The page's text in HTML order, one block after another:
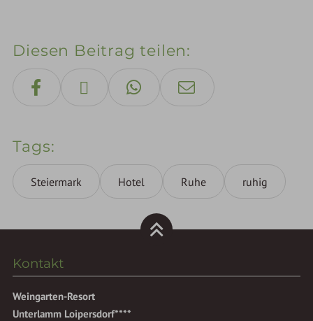
Diesen Beitrag teilen
Tags
Steiermark Hotel Ruhe ruhig
Kontakt
Weingarten-Resort
Unterlamm Loipersdorf****